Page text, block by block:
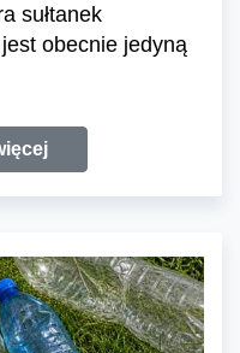
sułtanek
obecnie jedyną